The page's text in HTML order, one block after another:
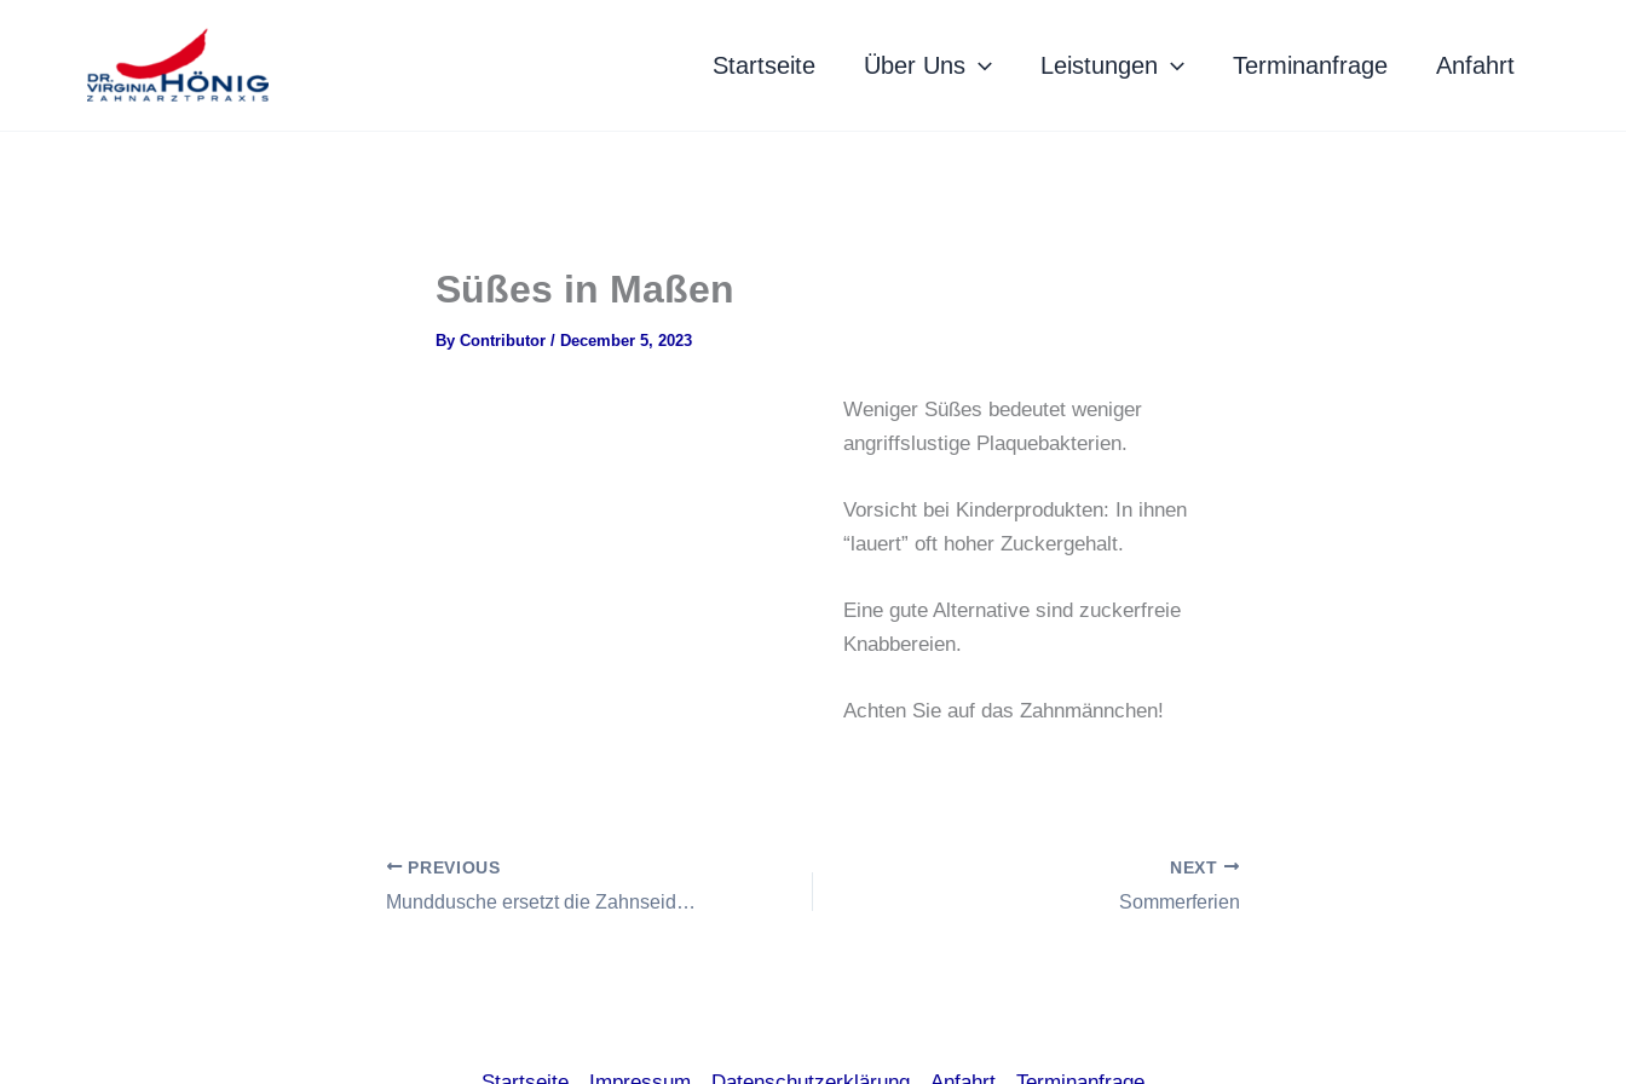
Startseite Über Uns Leistungen Terminanfrage Anfahrt
Süßes in Maßen
By Contributor / December 5, 2023
Weniger Süßes bedeutet weniger
angriffslustige Plaquebakterien.
Vorsicht bei Kinderprodukten: In ihnen
“lauert” oft hoher Zuckergehalt.
Eine gute Alternative sind zuckerfreie
Knabbereien.
Achten Sie auf das Zahnmännchen!
PREVIOUS
Munddusche ersetzt die Zahnseide nicht!
NEXT
Sommerferien